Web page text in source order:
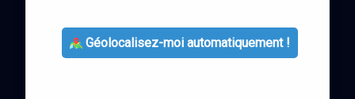
Géolocalisez-moi automatiquement !